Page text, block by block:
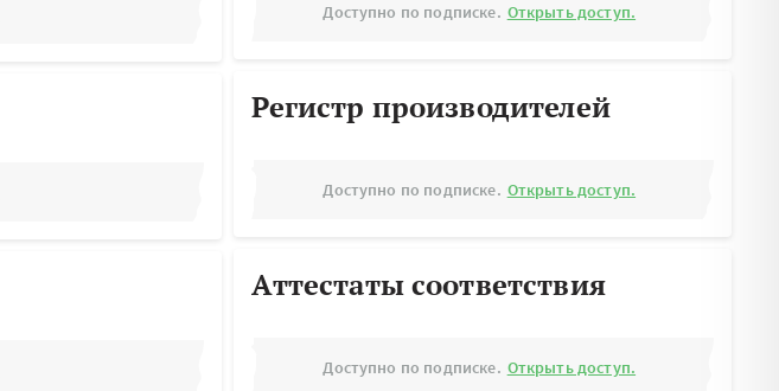
Доступно по подписке. Открыть доступ.
Регистр производителей
Доступно по подписке. Открыть доступ.
Аттестаты соответствия
Доступно по подписке. Открыть доступ.